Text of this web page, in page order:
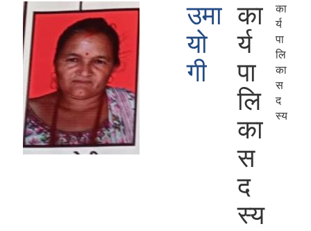
उमा
यो
गी
का
र्य
पा
लि
का
स
द
स्य
का
र्य
पा
लि
का
स
द
स्य